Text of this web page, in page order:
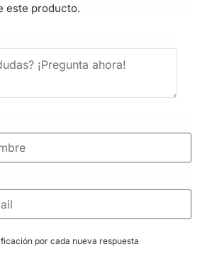
este producto.
por cada nueva respuesta